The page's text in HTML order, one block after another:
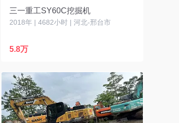
三一重工SY60C挖掘机
2018年 | 4682小时 | 河北-邢台市
5.8万